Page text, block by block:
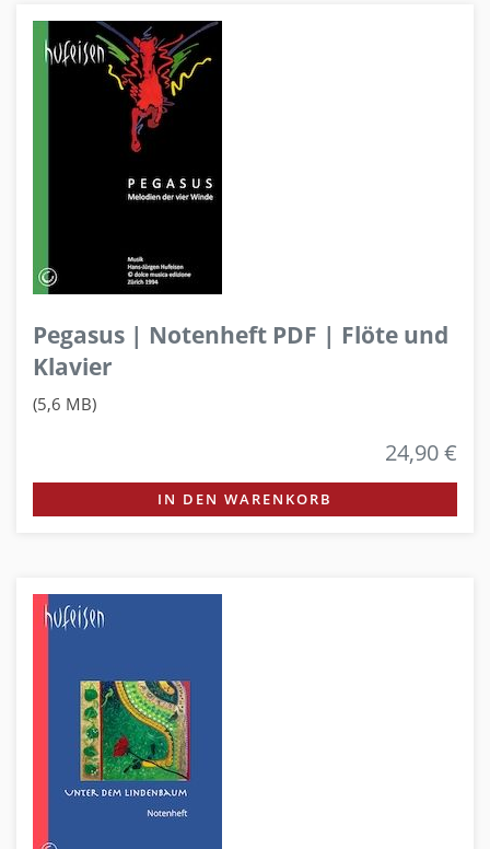
Pegasus | Notenheft PDF | Flöte und
Klavier
(5,6 MB)
24,90 €
IN DEN WARENKORB